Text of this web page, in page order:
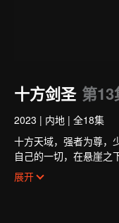
十方剑圣 第13
2023 | 内地 | 全18集
十方天域，强者为尊，
自己的一切，在悬崖之
不料武府长老却是莫森
魂花，奇遇不断。他的
展开